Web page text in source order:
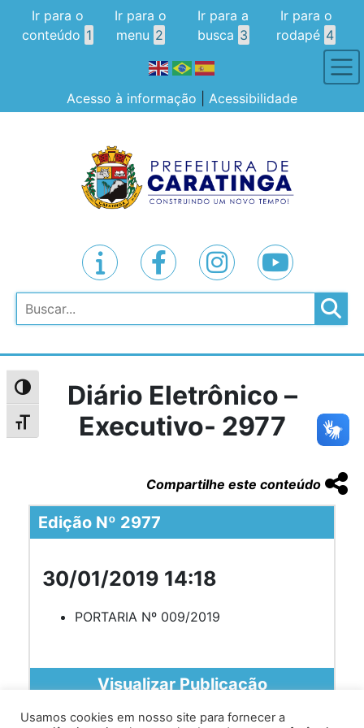
Alternar alto contraste
Alternar tamanho da fonte
Ir para o
conteúdo 1
Ir para o
menu 2
Ir para a
busca 3
Ir para o
rodapé 4
Acesso à informação Acessibilidade
Pesquisar
Diário Eletrônico –
Executivo- 2977
Compartilhe este conteúdo
Edição Nº 2977
30/01/2019 14:18
PORTARIA Nº 009/2019
Visualizar Publicação
Usamos cookies em nosso site para fornecer a